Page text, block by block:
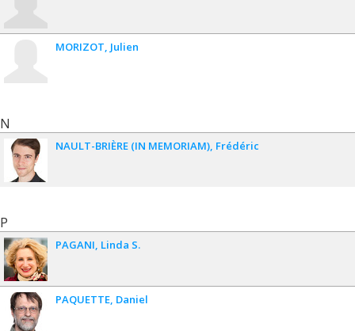
MORIZOT Julien
N
NAULT-BRIÈRE (IN MEMORIAM) Frédéric
P
PAGANI Linda S.
PAQUETTE Daniel